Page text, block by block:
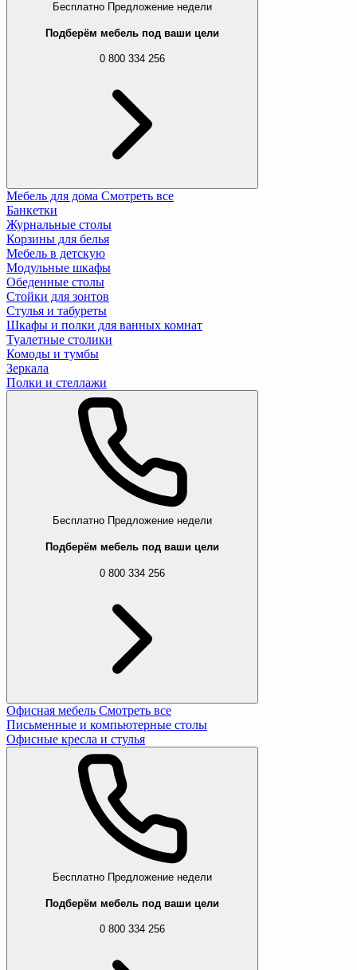
Бесплатно Предложение недели
Подберём мебель под ваши цели
0 800 334 256
Мебель для дома Смотреть все
Банкетки
Журнальные столы
Корзины для белья
Мебель в детскую
Модульные шкафы
Обеденные столы
Стойки для зонтов
Стулья и табуреты
Шкафы и полки для ванных комнат
Туалетные столики
Комоды и тумбы
Зеркала
Полки и стеллажи
Бесплатно Предложение недели
Подберём мебель под ваши цели
0 800 334 256
Офисная мебель Смотреть все
Письменные и компьютерные столы
Офисные кресла и стулья
Бесплатно Предложение недели
Подберём мебель под ваши цели
0 800 334 256